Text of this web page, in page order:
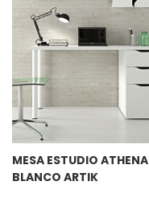
MESA ESTUDIO ATHENA
BLANCO ARTIK